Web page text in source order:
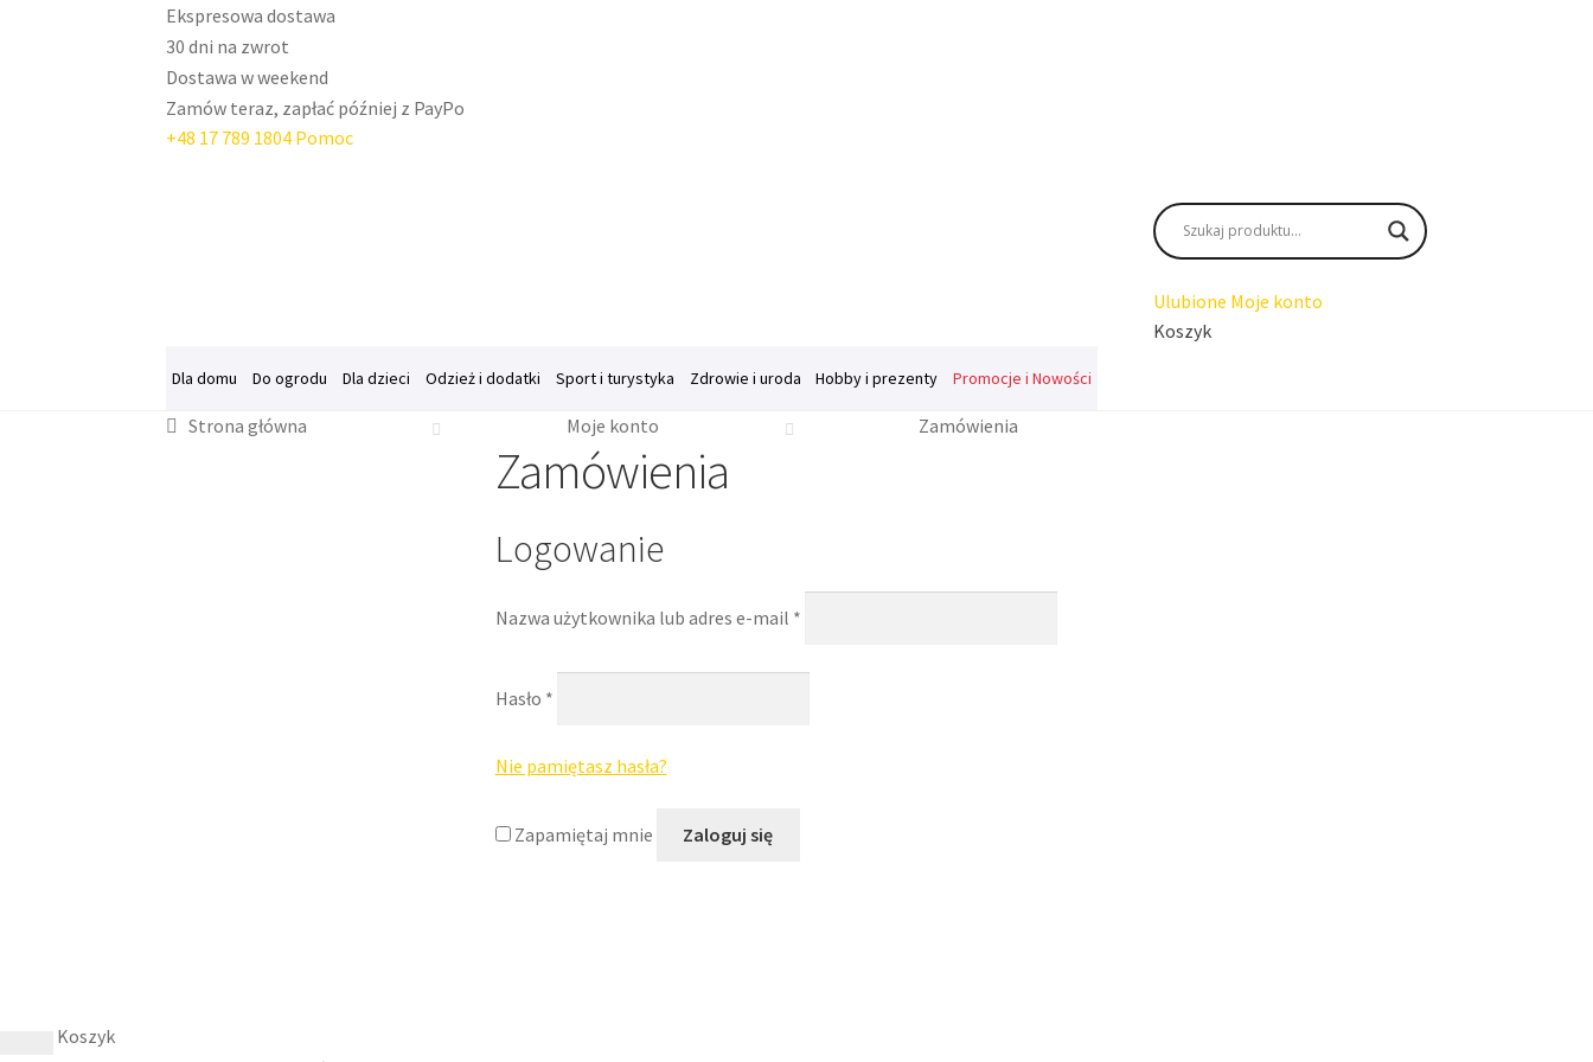
Ekspresowa dostawa
30 dni na zwrot
Dostawa w weekend
Zamów teraz, zapłać później z PayPo
+48 17 789 1804 Pomoc
Ulubione Moje konto
Koszyk
Dla domu Do ogrodu Dla dzieci Odzież i dodatki Sport i turystyka Zdrowie i uroda Hobby i prezenty Promocje i Nowości
Strona głównaBestsellery FAQ Informacje o firmieKasa Koszyk Polityka prywatności
Strona główna Moje konto Zamówienia
Zamówienia
Logowanie
Nazwa użytkownika lub adres e-mail *
Hasło *
Nie pamiętasz hasła?
Zapamiętaj mnie Zaloguj się
Koszyk